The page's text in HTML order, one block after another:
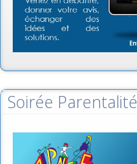
Soirée Parentalité